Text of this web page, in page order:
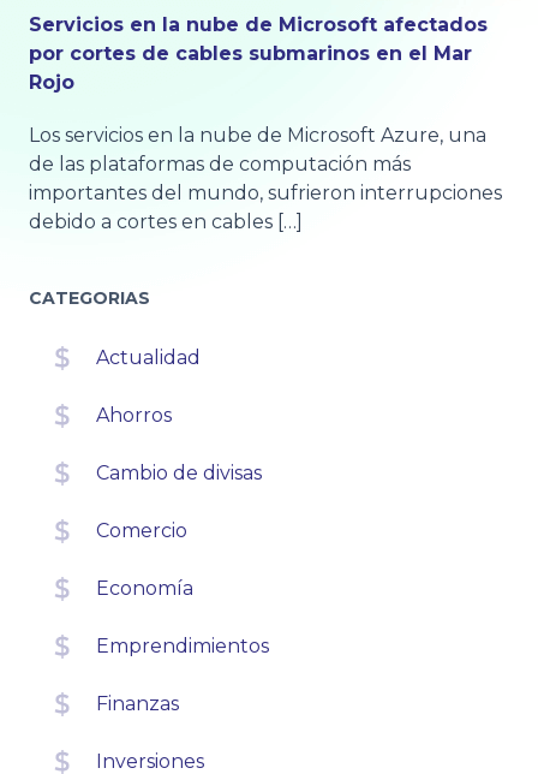
Servicios en la nube de Microsoft afectados
por cortes de cables submarinos en el Mar
Rojo
Los servicios en la nube de Microsoft Azure, una
de las plataformas de computación más
importantes del mundo, sufrieron interrupciones
debido a cortes en cables […]
CATEGORIAS
Actualidad
Ahorros
Cambio de divisas
Comercio
Economía
Emprendimientos
Finanzas
Inversiones